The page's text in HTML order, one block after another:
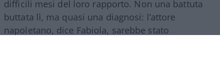
difficili mesi del loro rapporto. Non una battuta
buttata lì, ma quasi una diagnosi: l’attore
napoletano, dice Fabiola, sarebbe stato